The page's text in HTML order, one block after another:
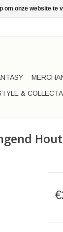
&
Hout
om onze website te